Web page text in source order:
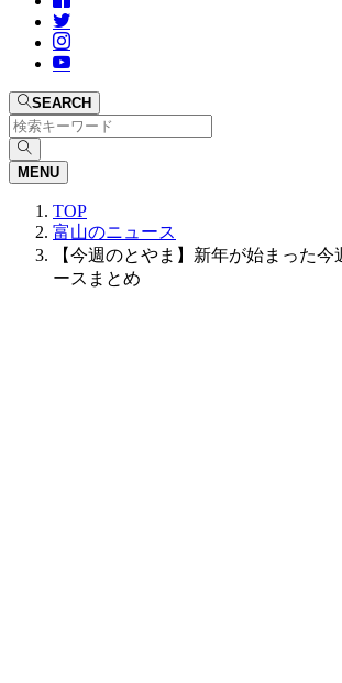
SEARCH
MENU
TOP
富山のニュース
【今週のとやま】新年が始まった今
ースまとめ